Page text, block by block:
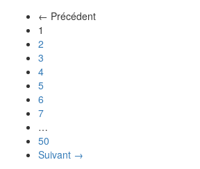
← Précédent
1
2
3
4
5
6
7
…
50
Suivant →